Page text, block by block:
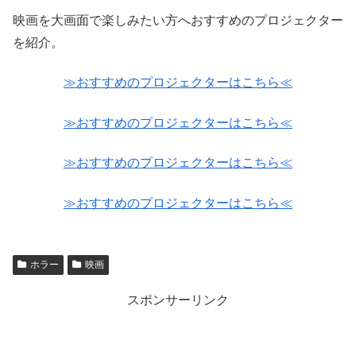
映画を大画面で楽しみたい方へおすすめのプロジェクター
を紹介。
≫おすすめのプロジェクターはこちら≪
≫おすすめのプロジェクターはこちら≪
≫おすすめのプロジェクターはこちら≪
≫おすすめのプロジェクターはこちら≪
ホラー 映画
スポンサーリンク